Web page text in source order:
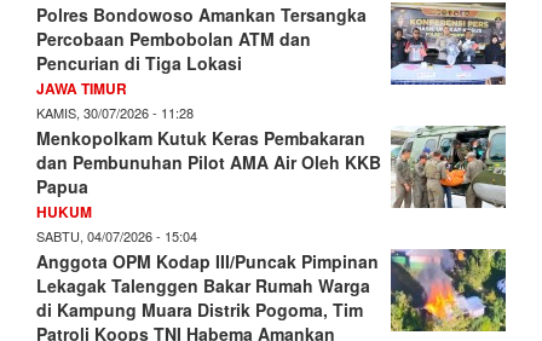
Polres Bondowoso Amankan Tersangka
Percobaan Pembobolan ATM dan
Pencurian di Tiga Lokasi
JAWA TIMUR
KAMIS, 30/07/2026 - 11:28
Menkopolkam Kutuk Keras Pembakaran
dan Pembunuhan Pilot AMA Air Oleh KKB
Papua
HUKUM
SABTU, 04/07/2026 - 15:04
Anggota OPM Kodap III/Puncak Pimpinan
Lekagak Talenggen Bakar Rumah Warga
di Kampung Muara Distrik Pogoma, Tim
Patroli Koops TNI Habema Amankan